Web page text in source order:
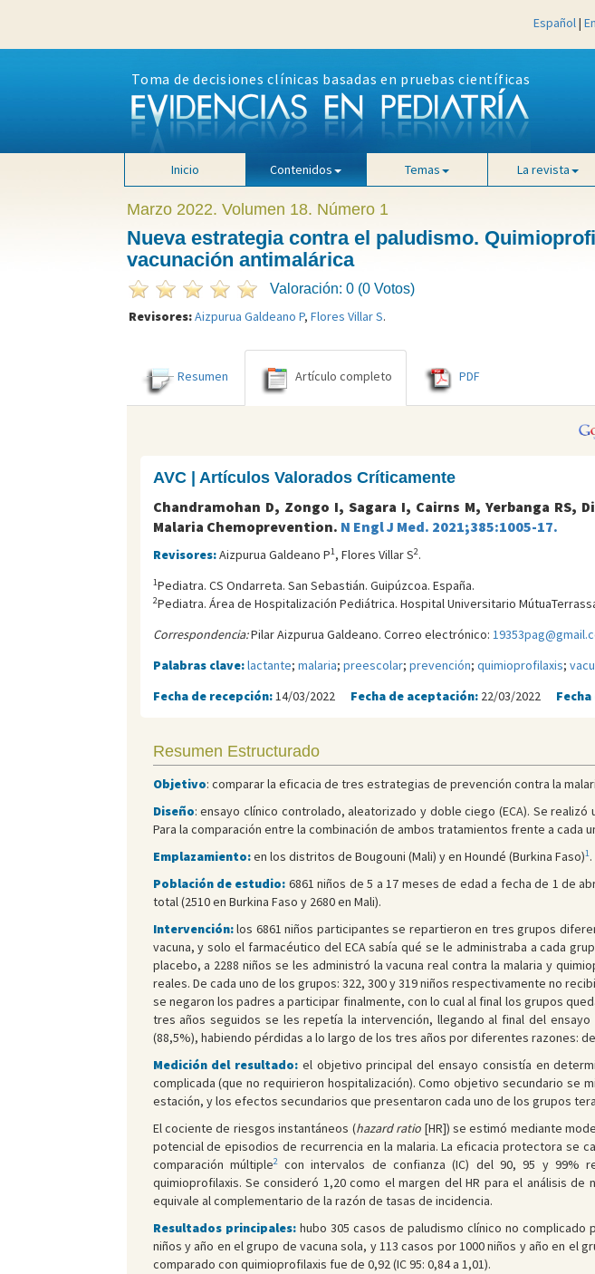
Español|
Toma de decisiones clínicas basadas en pruebas científicas
Inicio Contenidos Temas La revista
Marzo 2022. Volumen 18. Número 1
Nueva estrategia contra el paludismo.
vacunación antimalárica
Valoración: 0 (0 Votos)
Revisores:Aizpurua Galdeano P, Flores Villar S.
Resumen Artículo completo PDF
AVC | Artículos Valorados Críticamente
Chandramohan D, Zongo I, Sagara I, Cairns M, Yerbanga RS,
Malaria Chemoprevention. N Engl J Med. 2021;385:1005-17.
Revisores:Aizpurua Galdeano P1, Flores Villar S2.
1Pediatra. CS Ondarreta. San Sebastián. Guipúzcoa. España.
2Pediatra. Área de Hospitalización Pediátrica. Hospital Universitario
Correspondencia:Pilar Aizpurua Galdeano. Correo electrónico:
Palabras clave:lactante; malaria; preescolar; prevención; quimioprofilaxis;
Fecha de recepción:14/03/2022 Fecha de aceptación: 22/03/2022
Resumen Estructurado
Objetivo: comparar la eficacia de tres estrategias de prevención contra la
Diseño: ensayo clínico controlado, aleatorizado y doble ciego (ECA). Se
Para la comparación entre la combinación de ambos tratamientos frente a cada
Emplazamiento:en los distritos de Bougouni (Mali) y en Houndé (Burkina Faso)1.
Población de estudio: 6861 niños de 5 a 17 meses de edad a fecha de 1 de
total (2510 en Burkina Faso y 2680 en Mali).
Intervención:los 6861 niños participantes se repartieron en tres grupos
vacuna, y solo el farmacéutico del ECA sabía qué se le administraba a cada
placebo, a 2288 niños se les administró la vacuna real contra la malaria y
reales. De cada uno de los grupos: 322, 300 y 319 niños respectivamente no
se negaron los padres a participar finalmente, con lo cual al final los grupos
tres años seguidos se les repetía la intervención, llegando al final del ensayo
(88,5%), habiendo pérdidas a lo largo de los tres años por diferentes razones:
Medición del resultado: el objetivo principal del ensayo consistía en
complicada (que no requirieron hospitalización). Como objetivo secundario se
estación, y los efectos secundarios que presentaron cada uno de los grupos
El cociente de riesgos instantáneos (hazard ratio [HR]) se estimó mediante
potencial de episodios de recurrencia en la malaria. La eficacia protectora se
comparación múltiple2con intervalos de confianza (IC) del 90, 95 y 99%
quimioprofilaxis. Se consideró 1,20 como el margen del HR para el análisis
equivale al complementario de la razón de tasas de incidencia.
Resultados principales: hubo 305 casos de paludismo clínico no complicado
niños y año en el grupo de vacuna sola, y 113 casos por 1000 niños y año en el
comparado con quimioprofilaxis fue de 0,92 (IC 95: 0,84 a 1,01).